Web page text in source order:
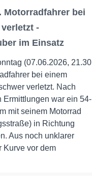
Motorradfahrer bei
-
im Einsatz
(07.06.2026, 21.30
bei einem
verletzt. Nach
war ein 54-
mit seinem Motorrad
in Richtung
Aus noch unklarer
Kurve vor dem